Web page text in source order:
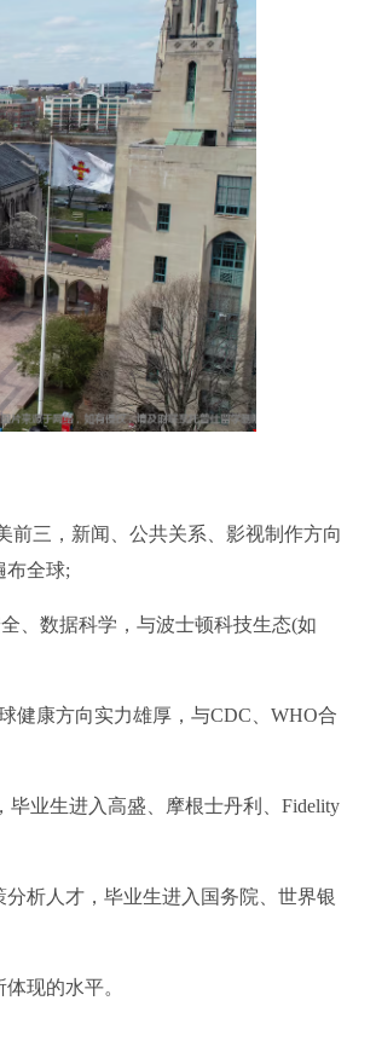
三，新闻、公共关系、影视制作方向
布全球;
、数据科学，与波士顿科技生态(如
康方向实力雄厚，与CDC、WHO合
业生进入高盛、摩根士丹利、Fidelity
析人才，毕业生进入国务院、世界银
现的水平。